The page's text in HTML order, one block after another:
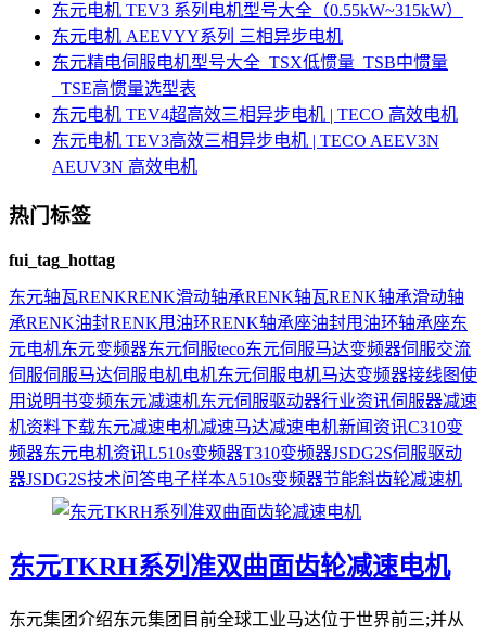
东元电机 TEV3 系列电机型号大全（0.55kW~315kW）
东元电机 AEEVYY系列 三相异步电机
东元精电伺服电机型号大全_TSX低惯量_TSB中惯量
_TSE高惯量选型表
东元电机 TEV4超高效三相异步电机 | TECO 高效电机
东元电机 TEV3高效三相异步电机 | TECO AEEV3N
AEUV3N 高效电机
热门标签
fui_tag_hottag
东元轴瓦RENKRENK滑动轴承RENK轴瓦RENK轴承滑动轴
承RENK油封RENK甩油环RENK轴承座油封甩油环轴承座东
元电机东元变频器东元伺服teco东元伺服马达变频器伺服交流
伺服伺服马达伺服电机电机东元伺服电机马达变频器接线图使
用说明书变频东元减速机东元伺服驱动器行业资讯伺服器减速
机资料下载东元减速电机减速马达减速电机新闻资讯C310变
频器东元电机资讯L510s变频器T310变频器JSDG2S伺服驱动
器JSDG2S技术问答电子样本A510s变频器节能斜齿轮减速机
东元TKRH系列准双曲面齿轮减速电机
东元集团介绍东元集团目前全球工业马达位于世界前三;并从